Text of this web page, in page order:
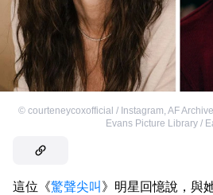
© courteneycoxofficial / Instagram, AF
Evans Picture Library /
這位《驚聲尖叫 》明星回憶說，與